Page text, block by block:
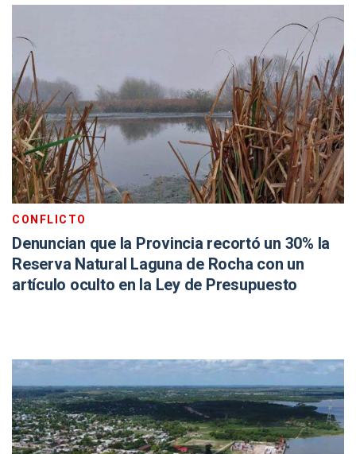
CONFLICTO
Denuncian que la Provincia recortó un 30% la
Reserva Natural Laguna de Rocha con un
artículo oculto en la Ley de Presupuesto